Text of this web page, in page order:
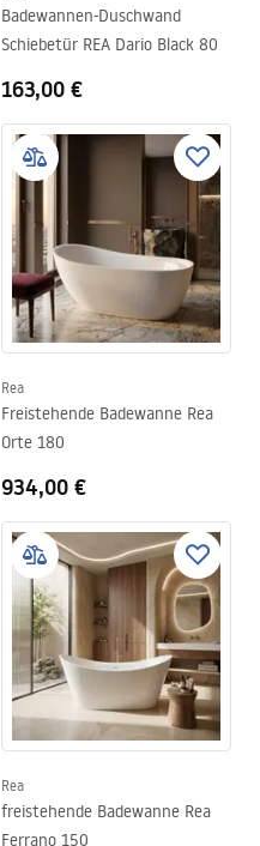
Badewannen-Duschwand
Schiebetür REA Dario Black 80
163,00 €
Rea
Freistehende Badewanne Rea
Orte 180
934,00 €
Rea
freistehende Badewanne Rea
Ferrano 150